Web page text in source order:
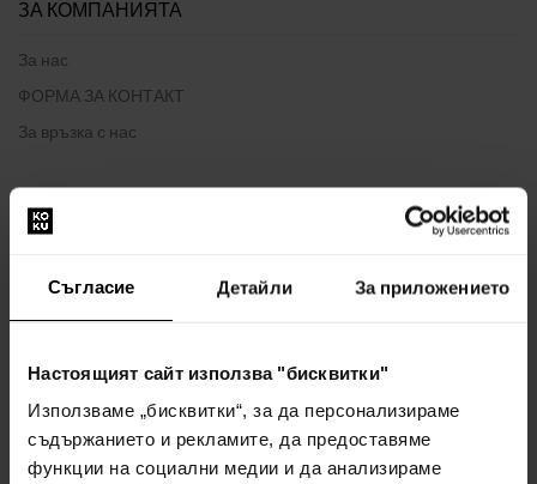
Съгласие Детайли За приложението
Настоящият сайт използва "бисквитки"
Използваме „бисквитки“, за да персонализираме
съдържанието и рекламите, да предоставяме
функции на социални медии и да анализираме
ЗА КОМПАНИЯТА
За нас
ФОРМА ЗА КОНТАКТ
За връзка с нас
ВСИЧКО ЗА ПАЗАРУВАНЕТО
Общи правила и условия
Политика за поверителност
ФОРМУЛЯР ЗА ОПЛАКВАНЕ
Кога ще получа поръчаните стоки?
Защо парфюми и часовници от нас?